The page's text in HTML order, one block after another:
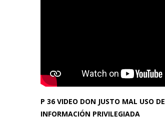
P 36 VIDEO DON JUSTO MAL USO DE
INFORMACIÓN PRIVILEGIADA